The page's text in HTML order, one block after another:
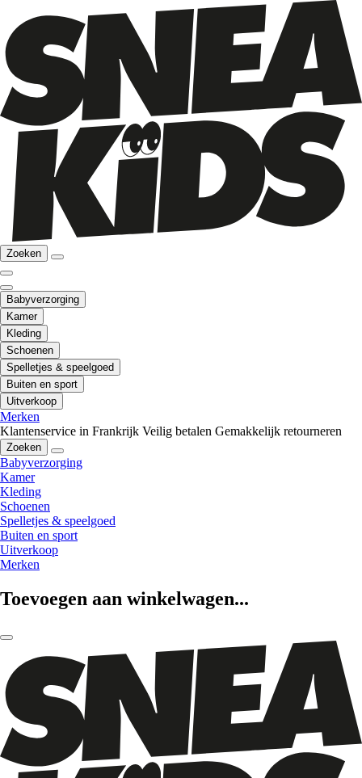
Zoeken
Babyverzorging
Kamer
Kleding
Schoenen
Spelletjes & speelgoed
Buiten en sport
Uitverkoop
Merken
Klantenservice in Frankrijk Veilig betalen Gemakkelijk retourneren
Zoeken
Babyverzorging
Kamer
Kleding
Schoenen
Spelletjes & speelgoed
Buiten en sport
Uitverkoop
Merken
Toevoegen aan winkelwagen...